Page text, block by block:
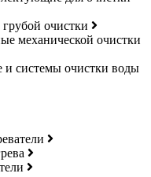
очистки
механической очистки
системы очистки воды